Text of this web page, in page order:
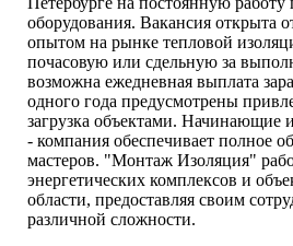
оборудования. Вакансия открыта
опытом на рынке тепловой
почасовую или сдельную за
возможна ежедневная выплата
одного года предусмотрены
загрузка объектами. Начинающие
- компания обеспечивает полное
мастеров. "Монтаж Изоляция"
энергетических комплексов и
области, предоставляя своим
различной сложности.